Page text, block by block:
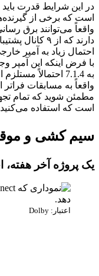
در این شرایط قدرت
است که برخی از
واقعاً می‌توانند برق
دارند که از ۹
احتمال زیاد به آمپر
به 7.1.4 احتمالاً
واقعاً به مسابقات فراتر
مطمئن شوید که تمام
است که استفاده
سیم کشی و
یک پروژه آخر هفته،
اعتبار: Dolby